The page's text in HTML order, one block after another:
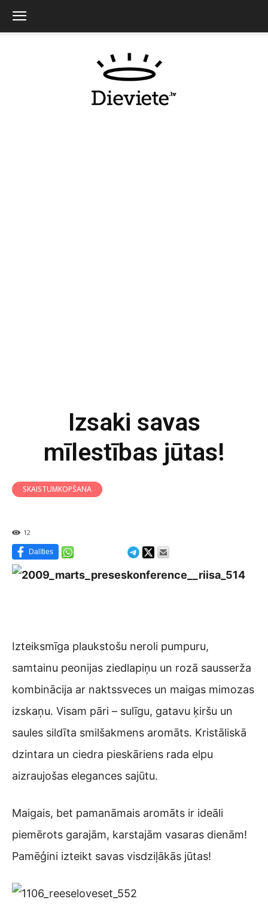
Izsaki savas
mīlestības jūtas!
SKAISTUMKOPŠANA
12
Dalīties
Izteiksmīga plaukstošu neroli pumpuru,
samtainu peonijas ziedlapiņu un rozā sausserža
kombinācija ar naktssveces un maigas mimozas
izskaņu. Visam pāri – sulīgu, gatavu ķiršu un
saules sildīta smilšakmens aromāts. Kristāliskā
dzintara un ciedra pieskāriens rada elpu
aizraujošas elegances sajūtu.
Maigais, bet pamanāmais aromāts ir ideāli
piemērots garajām, karstajām vasaras dienām!
Pamēģini izteikt savas visdziļākās jūtas!